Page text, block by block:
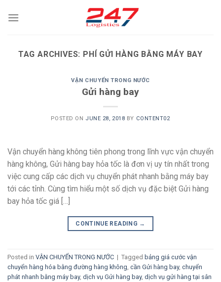
TAG ARCHIVES: PHÍ GỬI HÀNG BẰNG MÁY BAY
VẬN CHUYỂN TRONG NƯỚC
Gửi hàng bay
POSTED ON JUNE 28, 2018 BY CONTENT02
Vận chuyển hàng không tiên phong trong lĩnh vực vận chuyển
hàng không, Gửi hàng bay hỏa tốc là đơn vị uy tín nhất trong
việc cung cấp các dịch vụ chuyển phát nhanh bằng máy bay
tới các tỉnh. Cùng tìm hiểu một số dịch vụ đặc biệt Gửi hàng
bay hỏa tốc giá […]
CONTINUE READING →
Posted in VẬN CHUYỂN TRONG NƯỚC | Tagged bảng giá cước vận
chuyển hàng hóa bằng đường hàng không cần Gửi hàng bay, chuyển
phát nhanh bằng máy bay, dịch vụ Gửi hàng bay, dịch vụ gửi hàng tại sân